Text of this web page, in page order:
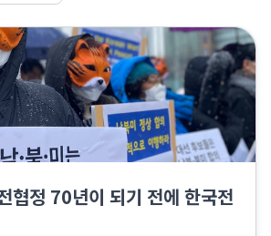
협정 70년이 되기 전에 한국전